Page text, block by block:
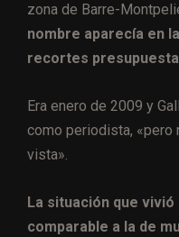
zona de Barre-
nombre aparecía en
recortes
Era enero de 2009 y
como periodista, «pero
vista».
La situación que
comparable a la de